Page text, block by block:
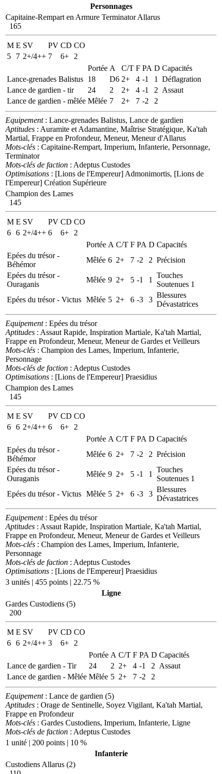
Personnages
Capitaine-Rempart en Armure Terminator Allarus
165
M E SV PV CD CO
5
7 2+/4++ 7 6+
2
Portée A C/T F PA D Capacités
Lance-grenades Balistus 18 D6 2+ 4 -1 1
Déflagration
Lance de gardien - tir
24 2 2+ 4 -1 2 Assaut
Lance de gardien - mêlée Mêlée 7 2+ 7 -2 2
Equipement: Lance-grenades Balistus, Lance de gardien
Aptitudes : Auramite et Adamantine, Maîtrise Stratégique, Ka'tah
Martial, Frappe en Profondeur, Meneur, Meneur d'Allarus
Mots-clés : Capitaine-Rempart, Imperium, Infanterie, Personnage,
Terminator
Mots-clés de faction : Adeptus Custodes
Optimisations : [Lions de l'Empereur] Admonimortis, [Lions de
l'Empereur] Création Supérieure
Champion des Lames
145
M E SV PV CD CO
6 6 2+/4++ 6 6+
2
Portée A C/T F PA D Capacités
Epées du trésor -
Béhémor
Mêlée 6 2+ 7 -2 2 Précision
Epées du trésor -
Ouraganis
Mêlée 9 2+ 5 -1 1
Touches
Soutenues 1
Epées du trésor - Victus Mêlée 5 2+ 6 -3 3
Blessures
Dévastatrices
Equipement: Epées du trésor
Aptitudes : Assaut Rapide, Inspiration Martiale, Ka'tah Martial,
Frappe en Profondeur, Meneur, Meneur de Gardes et Veilleurs
Mots-clés : Champion des Lames, Imperium, Infanterie,
Personnage
Mots-clés de faction : Adeptus Custodes
Optimisations : [Lions de l'Empereur] Praesidius
Champion des Lames
145
M E SV PV CD CO
6 6 2+/4++ 6 6+
2
Portée A C/T F PA D Capacités
Epées du trésor -
Béhémor
Mêlée 6 2+ 7 -2 2 Précision
Epées du trésor -
Ouraganis
Mêlée 9 2+ 5 -1 1
Touches
Soutenues 1
Epées du trésor - Victus Mêlée 5 2+ 6 -3 3
Blessures
Dévastatrices
Equipement: Epées du trésor
Aptitudes : Assaut Rapide, Inspiration Martiale, Ka'tah Martial,
Frappe en Profondeur, Meneur, Meneur de Gardes et Veilleurs
Mots-clés : Champion des Lames, Imperium, Infanterie,
Personnage
Mots-clés de faction : Adeptus Custodes
Optimisations : [Lions de l'Empereur] Praesidius
3 unités | 455 points | 22.75 %
Ligne
Gardes Custodiens (5)
200
M E SV PV CD CO
6 6 2+/4++ 3 6+
2
Portée A C/T F PA D Capacités
Lance de gardien - Tir
24 2 2+ 4 -1 2 Assaut
Lance de gardien - Mêlée Mêlée 5 2+ 7 -2 2
Equipement: Lance de gardien (5)
Aptitudes : Orage de Sentinelle, Soyez Vigilant, Ka'tah Martial,
Frappe en Profondeur
Mots-clés : Gardes Custodiens, Imperium, Infanterie, Ligne
Mots-clés de faction : Adeptus Custodes
1 unité | 200 points | 10 %
Infanterie
Custodiens Allarus (2)